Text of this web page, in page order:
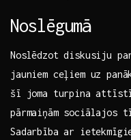
Noslēgumā
Noslēdzot diskusiju
jauniem ceļiem uz
šī joma turpina
‌pārmaiņām ‌sociālajos
Sadarbība ar